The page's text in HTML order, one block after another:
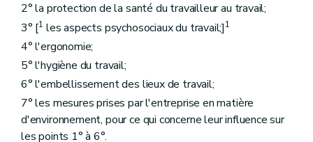
2° la protection de la santé du travailleur au travail;
3° [1 les aspects psychosociaux du travail;]1
4° l'ergonomie;
5° l'hygiène du travail;
6° l'embellissement des lieux de travail;
7° les mesures prises par l'entreprise en matière
d'environnement, pour ce qui concerne leur influence sur
les points 1° à 6°.